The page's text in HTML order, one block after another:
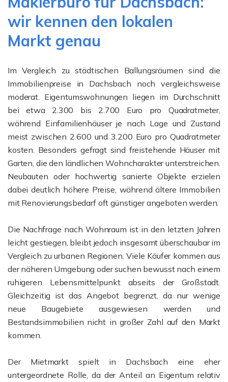
wir kennen den lokalen
Markt genau
Im Vergleich zu städtischen Ballungsräumen sind die
Immobilienpreise in Dachsbach noch vergleichsweise
moderat. Eigentumswohnungen liegen im Durchschnitt
bei etwa 2.300 bis 2.700 Euro pro Quadratmeter,
während Einfamilienhäuser je nach Lage und Zustand
meist zwischen 2.600 und 3.200 Euro pro Quadratmeter
kosten. Besonders gefragt sind freistehende Häuser mit
Garten, die den ländlichen Wohncharakter unterstreichen.
Neubauten oder hochwertig sanierte Objekte erzielen
dabei deutlich höhere Preise, während ältere Immobilien
mit Renovierungsbedarf oft günstiger angeboten werden.
Die Nachfrage nach Wohnraum ist in den letzten Jahren
leicht gestiegen, bleibt jedoch insgesamt überschaubar im
Vergleich zu urbanen Regionen. Viele Käufer kommen aus
der näheren Umgebung oder suchen bewusst nach einem
ruhigeren Lebensmittelpunkt abseits der Großstadt.
Gleichzeitig ist das Angebot begrenzt, da nur wenige
neue Baugebiete ausgewiesen werden und
Bestandsimmobilien nicht in großer Zahl auf den Markt
kommen.
Der Mietmarkt spielt in Dachsbach eine eher
untergeordnete Rolle, da der Anteil an Eigentum relativ